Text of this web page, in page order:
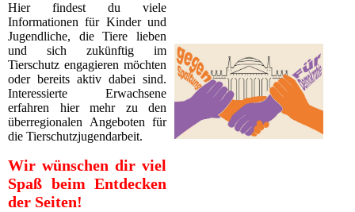
Hier findest du viele
Informationen für Kinder und
Jugendliche, die Tiere lieben
und sich zukünftig im
Tierschutz engagieren möchten
oder bereits aktiv dabei sind.
Interessierte Erwachsene
erfahren hier mehr zu den
überregionalen Angeboten für
die Tierschutzjugendarbeit.
Wir wünschen dir viel
Spaß beim Entdecken
der Seiten!